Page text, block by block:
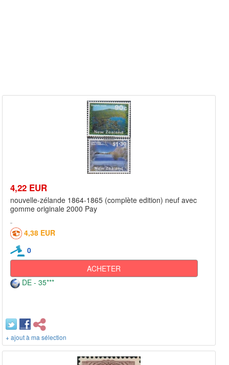
4,22 EUR
nouvelle-zélande 1864-1865 (complète edition) neuf avec
gomme originale 2000 Pay
4,38 EUR
0
ACHETER
DE - 35***
+ ajout à ma sélection